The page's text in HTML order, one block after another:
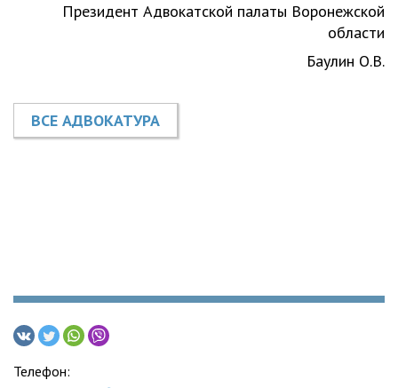
Президент Адвокатской палаты Воронежской
области
Баулин О.В.
ВСЕ АДВОКАТУРА
Телефон: